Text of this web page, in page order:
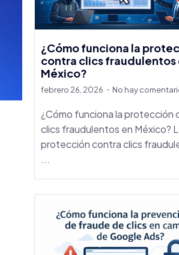
¿Cómo funciona la
contra clics fraudulentos
México?
febrero 26, 2026 No hay
¿Cómo funciona la protección
clics fraudulentos en México?
protección contra clics
...